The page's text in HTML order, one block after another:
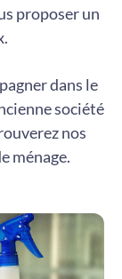
proposer un
dans le
société
nos
ménage.